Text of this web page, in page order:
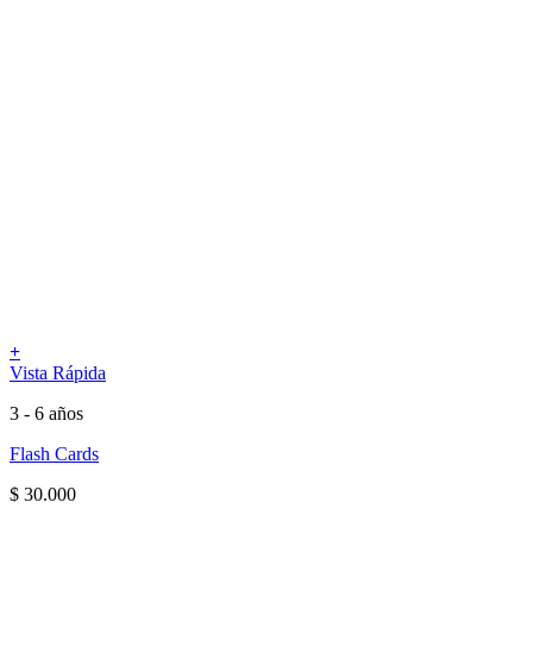
+
Vista Rápida
3 - 6 años
Flash Cards
$ 30.000